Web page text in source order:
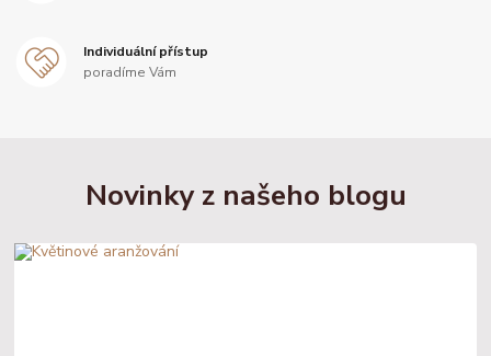
Individuální přístup
poradíme Vám
Novinky z našeho blogu